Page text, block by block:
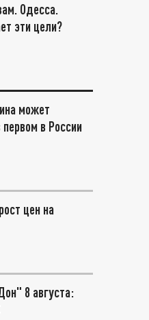
Одесса.
эти цели?
может
в России
цен на
8 августа: